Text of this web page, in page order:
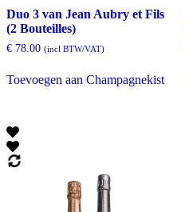
Duo 3 van Jean Aubry et Fils
(2 Bouteilles)
€ 78.00 (incl BTW/VAT)
Toevoegen aan Champagnekist